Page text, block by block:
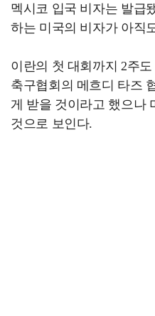
멕시코 입국 비자는 발급
하는 미국의 비자가 아직
이란의 첫 대회까지 2주
축구협회의 메흐디 타즈
게 받을 것이라고 했으나
것으로 보인다.